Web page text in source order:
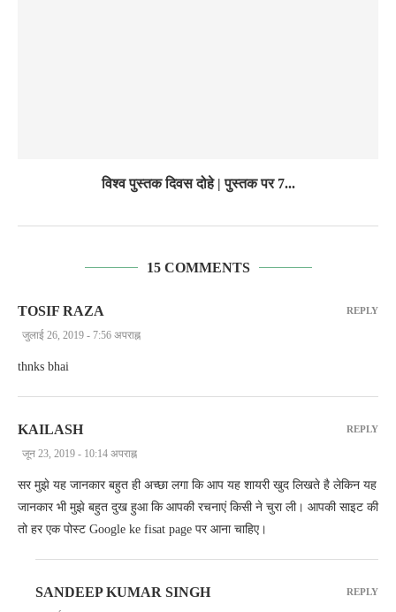
विश्व पुस्तक दिवस दोहे | पुस्तक पर 7...
15 COMMENTS
TOSIF RAZA
जुलाई 26, 2019 - 7:56 अपराह्न
thnks bhai
REPLY
KAILASH
जून 23, 2019 - 10:14 अपराह्न
सर मुझे यह जानकार बहुत ही अच्छा लगा कि आप यह शायरी खुद लिखते है लेकिन यह
जानकार भी मुझे बहुत दुख हुआ कि आपकी रचनाएं किसी ने चुरा ली। आपकी साइट की
तो हर एक पोस्ट Google ke fisat page पर आना चाहिए।
REPLY
SANDEEP KUMAR SINGH REPLY